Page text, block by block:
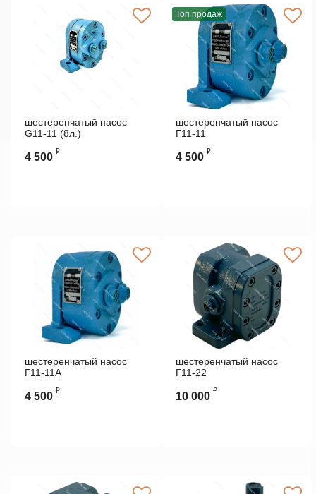
шестеренчатый насос
G11-11 (8л.)
4 500 ₽
Топ продаж
шестеренчатый насос
Г11-11
4 500 ₽
шестеренчатый насос
Г11-11А
4 500 ₽
шестеренчатый насос
Г11-22
10 000 ₽